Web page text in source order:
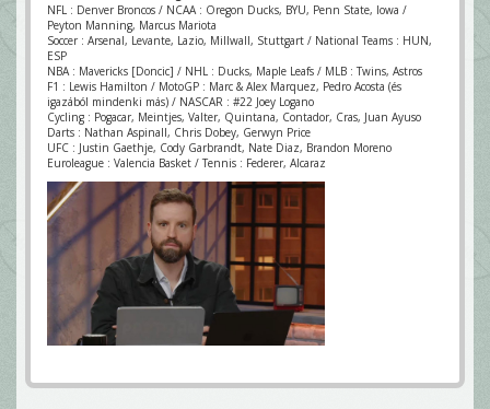
NFL : Denver Broncos / NCAA : Oregon Ducks, BYU, Penn State, Iowa /
Peyton Manning, Marcus Mariota
Soccer : Arsenal, Levante, Lazio, Millwall, Stuttgart / National Teams : HUN,
ESP
NBA : Mavericks [Doncic] / NHL : Ducks, Maple Leafs / MLB : Twins, Astros
F1 : Lewis Hamilton / MotoGP : Marc & Alex Marquez, Pedro Acosta (és
igazából mindenki más) / NASCAR : #22 Joey Logano
Cycling : Pogacar, Meintjes, Valter, Quintana, Contador, Cras, Juan Ayuso
Darts : Nathan Aspinall, Chris Dobey, Gerwyn Price
UFC : Justin Gaethje, Cody Garbrandt, Nate Diaz, Brandon Moreno
Euroleague : Valencia Basket / Tennis : Federer, Alcaraz